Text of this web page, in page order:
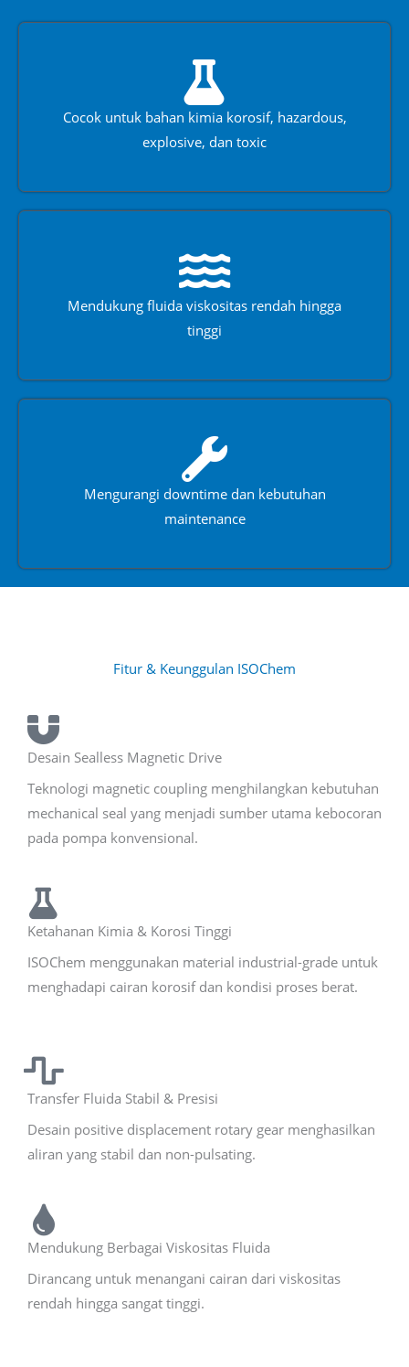
Cocok untuk bahan kimia korosif, hazardous,
explosive, dan toxic
Mendukung fluida viskositas rendah hingga
tinggi
Mengurangi downtime dan kebutuhan
maintenance
Fitur & Keunggulan ISOChem
Desain Sealless Magnetic Drive
Teknologi magnetic coupling menghilangkan kebutuhan
mechanical seal yang menjadi sumber utama kebocoran
pada pompa konvensional.
Ketahanan Kimia & Korosi Tinggi
ISOChem menggunakan material industrial-grade untuk
menghadapi cairan korosif dan kondisi proses berat.
Transfer Fluida Stabil & Presisi
Desain positive displacement rotary gear menghasilkan
aliran yang stabil dan non-pulsating.
Mendukung Berbagai Viskositas Fluida
Dirancang untuk menangani cairan dari viskositas
rendah hingga sangat tinggi.